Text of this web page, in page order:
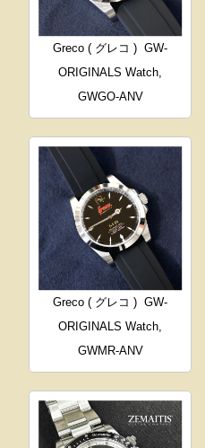
Greco ( グレコ ) GW-
ORIGINALS Watch,
GWGO-ANV
Greco ( グレコ ) GW-
ORIGINALS Watch,
GWMR-ANV